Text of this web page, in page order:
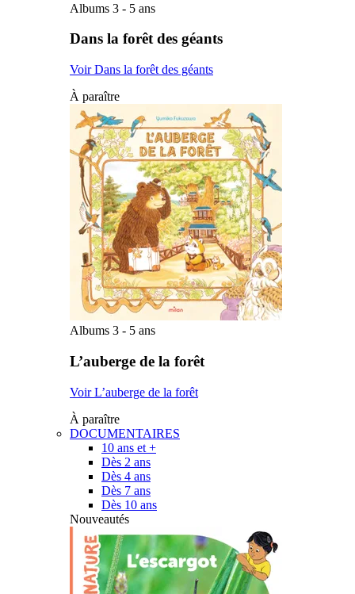
Albums 3 - 5 ans
Dans la forêt des géants
Voir Dans la forêt des géants
À paraître
Albums 3 - 5 ans
L’auberge de la forêt
Voir L’auberge de la forêt
À paraître
DOCUMENTAIRES
10 ans et +
Dès 2 ans
Dès 4 ans
Dès 7 ans
Dès 10 ans
Nouveautés